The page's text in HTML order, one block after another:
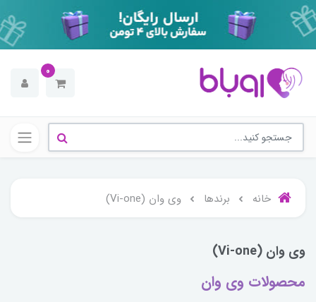
0
خانه برندها وی وان (Vi-one)
وی وان (Vi-one)
محصولات وی وان